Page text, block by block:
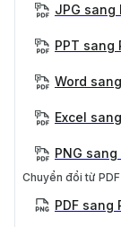
JPG sang
PPT sang
Word
Excel
PNG sang
Chuyển đổi từ PDF
PDF sang